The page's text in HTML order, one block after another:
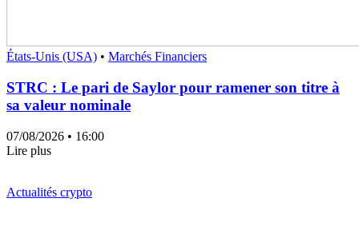
États-Unis (USA) • Marchés Financiers
STRC : Le pari de Saylor pour ramener son titre à
sa valeur nominale
07/08/2026 • 16:00
Lire plus
Actualités crypto